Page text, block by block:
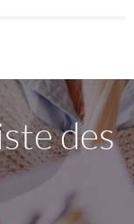
des